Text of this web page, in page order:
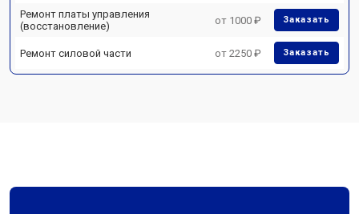
Ремонт платы управления
(восстановление)
от 1000 ₽ Заказать
Ремонт силовой части от 2250 ₽ Заказать